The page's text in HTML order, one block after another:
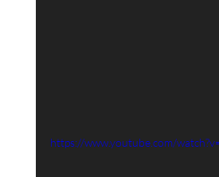
https://www.youtube.com/